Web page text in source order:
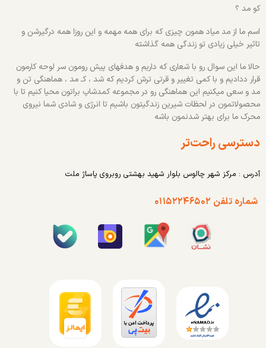
کو مد ؟
اسم ما از مد میاد همون چیزی که برای همه مهمه و این روزا همه درگیرشن و
تاثیر خیلی زیادی تو زندگی همه گذاشته
حالا ما این سوال رو با شعاری که داریم و هدفهای پیش رومون سر لوحه کارمون
قرار ددادیم و با کمی تغییر و قرتی ترش کردیم که شد ، کـ مد ، هماهنگی تن و
مد و سعی میکنیم این هماهنگی رو در مجموعه کمدشاپ براتون محیا کنیم تا با
محصولاتمون در لحظات شیرین زندگیتون باشیم تا انرژی و شادی شما نیروی
محرک ما برای بهتر شدنمون باشه
دسترسی راحت‌تر
آدرس : مرکز شهر چالوس بلوار شهید بهشتی روبروی پاساژ ملت
شماره تلفن ۰۱۱۵۲۲۴۶۵۰۲